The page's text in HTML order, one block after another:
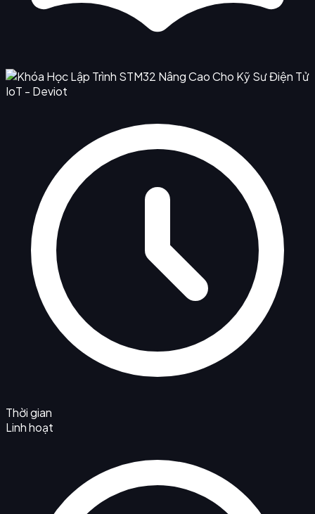
Thời gian
Linh hoạt